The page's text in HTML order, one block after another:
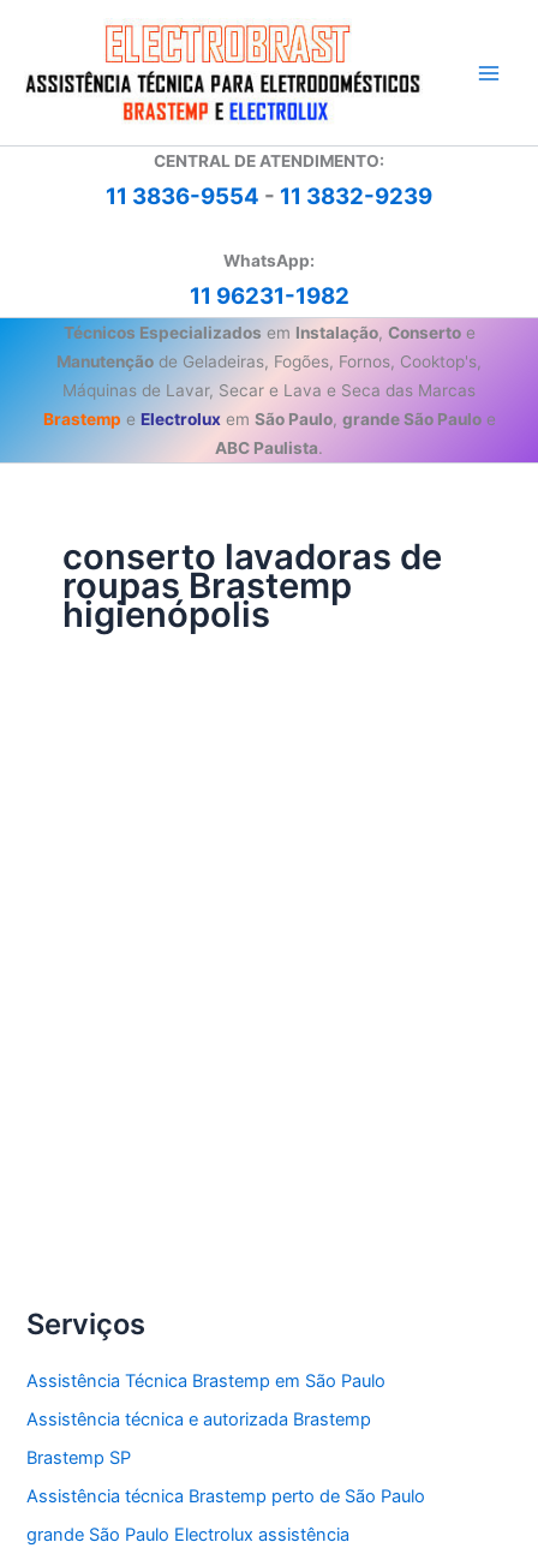
conteúdo
CENTRAL DE ATENDIMENTO:
11 3836-9554 - 11 3832-9239
WhatsApp:
11 96231-1982
Técnicos Especializados em Instalação, Consertoe
Manutenção de Geladeiras, Fogões, Fornos, Cooktop's,
Máquinas de Lavar, Secar e Lava e Seca das Marcas
Brastemp e Electroluxem São Paulo, grande São Pauloe
ABC Paulista.
conserto lavadoras de
roupas Brastemp
higienópolis
Brastemp
Serviços
Assistência Técnica Brastemp em São Paulo
Assistência técnica e autorizada Brastemp
Brastemp SP
Assistência técnica Brastemp perto de São Paulo
grande São Paulo Electrolux assistência